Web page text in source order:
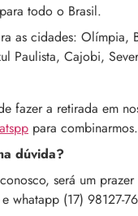
todo o Brasil.
as cidades: Olímpia,
Paulista, Cajobi,
fazer a retirada em
para combinarmos.
dúvida?
será um
whatapp (17) 98127-